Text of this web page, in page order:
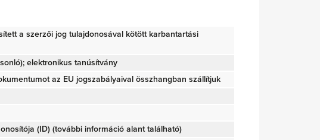
a szerzői jog tulajdonosával kötött karbantartási
elektronikus tanúsítvány
az EU jogszabályaival összhangban szállítjuk
(ID) (további információ alant található)